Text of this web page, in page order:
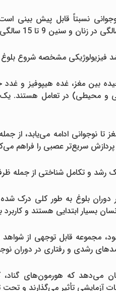
نسبتاً قابل پیش بینی
فیزیولوژیکی مشخصه شروع بلوغ
بین مغز، غده هیپوفیز و
محیطی) در تعامل هستند. یک
نوجوانی ادامه می‌یابد، از
سریع‌تر عصبی را فراهم
رشد و تکامل شناختی از جمله
دوران بلوغ به طور کلی درک
بسیار ابتدایی هستند و کاربرد
مجموعه قابل توجهی از
رشدی و رفتاری در دوران
که هورمون‌های گناد،
آزمایشی تأثیر می‌گذارند و تحت